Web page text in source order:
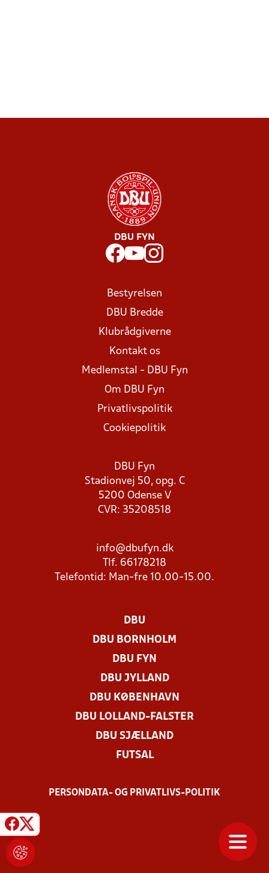
DBU FYN
Bestyrelsen
DBU Bredde
Klubrådgiverne
Kontakt os
Medlemstal - DBU Fyn
Om DBU Fyn
Privatlivspolitik
Cookiepolitik
DBU Fyn
Stadionvej 50, opg. C
5200 Odense V
CVR: 35208518
info@dbufyn.dk
Tlf. 66178218
Telefontid: Man-fre 10.00-15.00.
DBU
DBU BORNHOLM
DBU FYN
DBU JYLLAND
DBU KØBENHAVN
DBU LOLLAND-FALSTER
DBU SJÆLLAND
FUTSAL
PERSONDATA- OG PRIVATLIVS-POLITIK